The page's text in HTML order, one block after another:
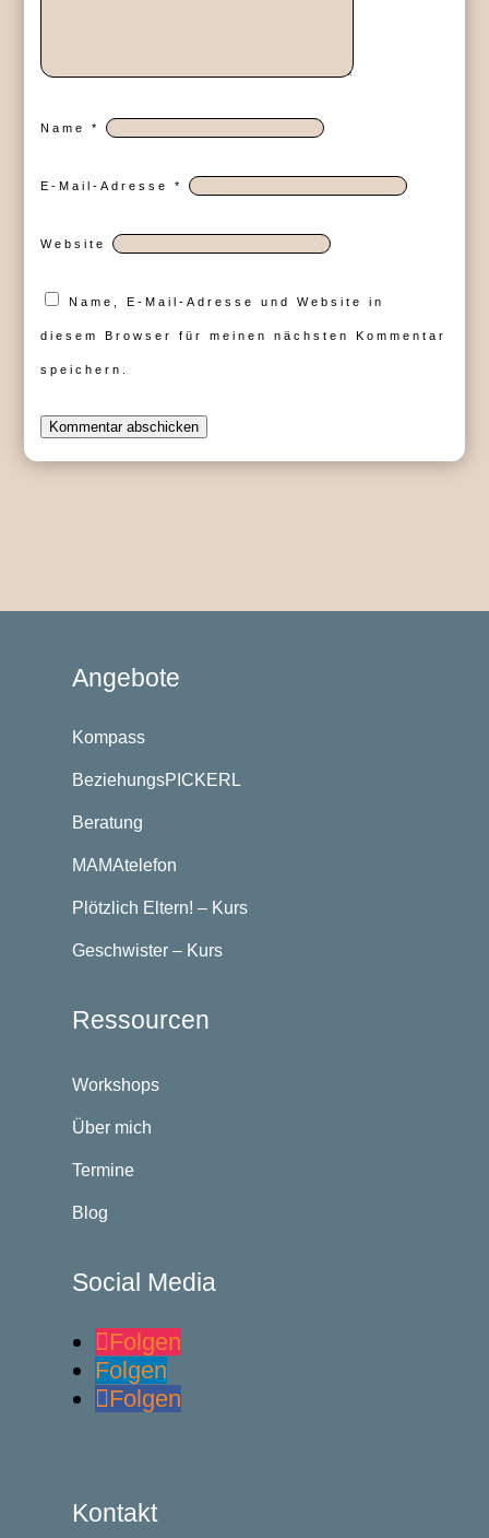
Name*
E-Mail-Adresse*
Website
Name, E-Mail-Adresse und Website in
diesem Browser für meinen nächsten Kommentar
speichern.
Kommentar abschicken
Angebote
Kompass
BeziehungsPICKERL
Beratung
MAMAtelefon
Plötzlich Eltern! – Kurs
Geschwister – Kurs
Ressourcen
Workshops
Über mich
Termine
Blog
Social Media
Folgen
Folgen
Folgen
Kontakt